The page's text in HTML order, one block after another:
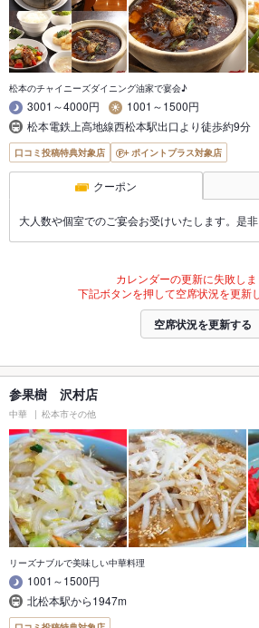
松本のチャイニーズダイニング油家で宴会♪
3001～4000円
1001～1500円
松本電鉄上高地線西松本駅出口より徒歩約9分
口コミ投稿特典対象店 ポイントプラス対象店
クーポン
大人数や個室でのご宴会お受けいたします。是非
カレンダーの更新に失敗しま
下記ボタンを押して空席状況を更新
空席状況を更新する
参果樹 沢村店
中華 松本市その他
リーズナブルで美味しい中華料理
1001～1500円
北松本駅から1947m